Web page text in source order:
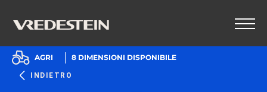
INDIETRO
AGRI 8 DIMENSIONI DISPONIBILE